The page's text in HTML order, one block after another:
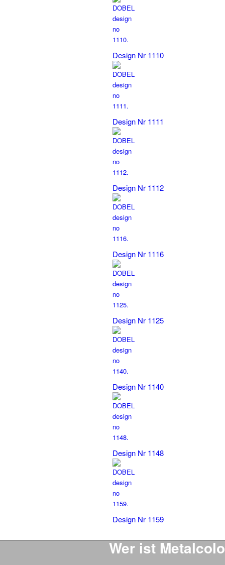
Design Nr 1110
Design Nr 1111
Design Nr 1112
Design Nr 1116
Design Nr 1125
Design Nr 1140
Design Nr 1148
Design Nr 1159
Wer ist